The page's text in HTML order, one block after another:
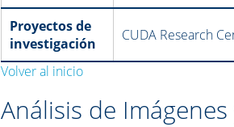
Proyectos de
investigación
CUDA Research
Volver al inicio
Análisis de Imágenes